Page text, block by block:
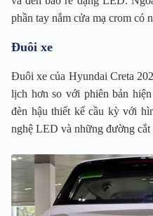
phần tay nắm cửa mạ crom có
Đuôi xe
Đuôi xe của Hyundai Creta
lịch hơn so với phiên bản
đèn hậu thiết kế cầu kỳ với
nghệ LED và những đường cắt